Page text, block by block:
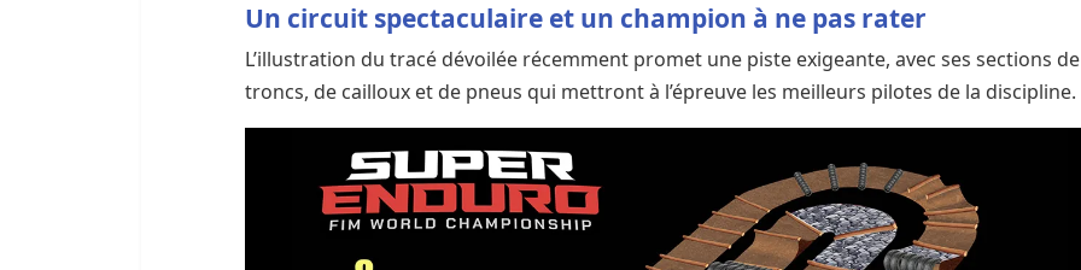
Un circuit spectaculaire et un champion à ne pas rater
L’illustration du tracé dévoilée récemment promet une piste exigeante, avec ses sections de
troncs, de cailloux et de pneus qui mettront à l’épreuve les meilleurs pilotes de la discipline.